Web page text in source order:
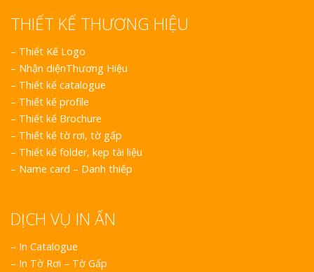
THIẾT KẾ THƯƠNG HIỆU
– Thiết Kế Logo
– Nhận diệnThương Hiệu
– Thiết kế catalogue
– Thiết kế profile
– Thiết kế Brochure
– Thiết kế tờ rơi, tờ gấp
– Thiết kế folder, kẹp tài liệu
– Name card – Danh thiếp
DỊCH VỤ IN ẤN
– In Catalogue
– In Tờ Rơi – Tờ Gấp